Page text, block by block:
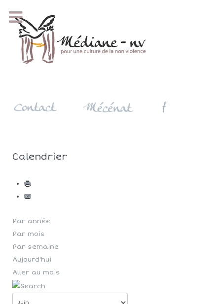
Calendrier
Par année
Par mois
Par semaine
Aujourd'hui
Aller au mois